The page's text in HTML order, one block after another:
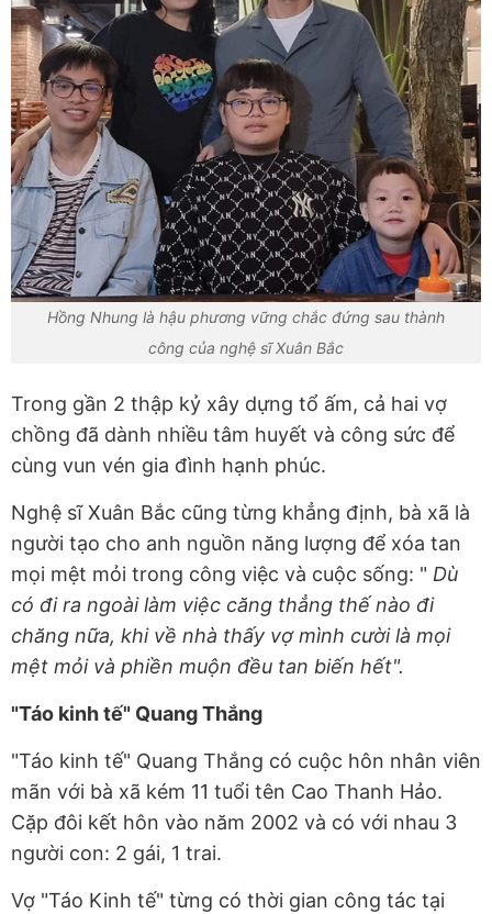
Hồng Nhung là hậu phương vững chắc đứng sau thành
công của nghệ sĩ Xuân Bắc
Trong gần 2 thập kỷ xây dựng tổ ấm, cả hai vợ
chồng đã dành nhiều tâm huyết và công sức để
cùng vun vén gia đình hạnh phúc.
Nghệ sĩ Xuân Bắc cũng từng khẳng định, bà xã là
người tạo cho anh nguồn năng lượng để xóa tan
mọi mệt mỏi trong công việc và cuộc sống: " Dù
có đi ra ngoài làm việc căng thẳng thế nào đi
chăng nữa, khi về nhà thấy vợ mình cười là mọi
mệt mỏi và phiền muộn đều tan biến hết".
"Táo kinh tế" Quang Thắng
"Táo kinh tế" Quang Thắng có cuộc hôn nhân viên
mãn với bà xã kém 11 tuổi tên Cao Thanh Hảo.
Cặp đôi kết hôn vào năm 2002 và có với nhau 3
người con: 2 gái, 1 trai.
Vợ "Táo Kinh tế" từng có thời gian công tác tại